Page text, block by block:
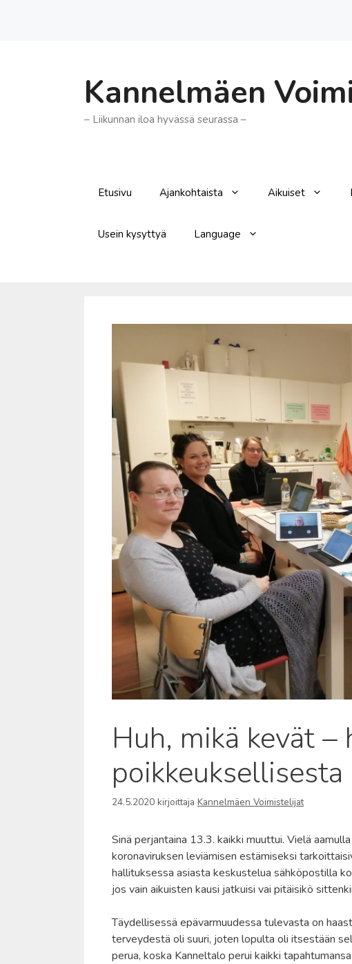
Kannelmäen
– Liikunnan iloa hyvässä seurassa –
Etusivu Ajankohtaista Aikuiset
Usein kysyttyä Language
Huh, mikä kevät
poikkeuksellisesta
24.5.2020 kirjoittaja Kannelmäen Voimistelijat
Sinä perjantaina 13.3. kaikki muuttui. Vielä
koronaviruksen leviämisen estämiseksi
hallituksessa asiasta keskustelua sähköpostilla
jos vain aikuisten kausi jatkuisi vai pitäisikö
Täydellisessä epävarmuudessa tulevasta on
terveydestä oli suuri, joten lopulta oli itsestään
perua, koska Kanneltalo perui kaikki